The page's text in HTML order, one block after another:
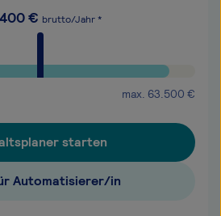
€ brutto/Jahr *
max. 63.500 €
starten
Automatisierer/in